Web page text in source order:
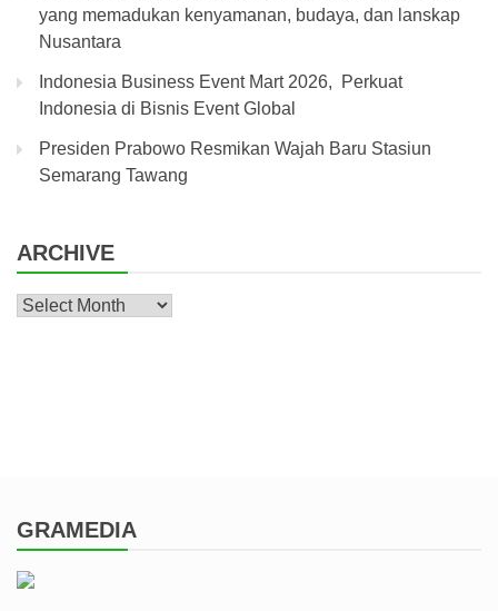
yang memadukan kenyamanan, budaya, dan lanskap
Nusantara
Indonesia Business Event Mart 2026, Perkuat
Indonesia di Bisnis Event Global
Presiden Prabowo Resmikan Wajah Baru Stasiun
Semarang Tawang
ARCHIVE
Archive
GRAMEDIA